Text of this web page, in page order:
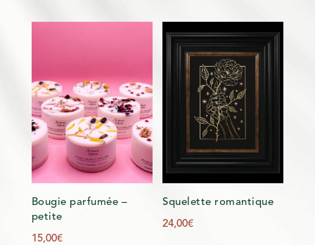
24,00€
Bougie parfumée –
petite
15,00€
Squelette romantique
24,00€